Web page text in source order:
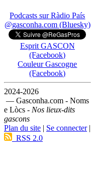
Podcasts sur Ràdio País
@gasconha.com (Bluesky)
Esprit GASCON
(Facebook)
Couleur Gascogne
(Facebook)
2024-2026
— Gasconha.com - Noms
e Lòcs - Nos lieux-dits
gascons
Plan du site | Se connecter|
RSS 2.0